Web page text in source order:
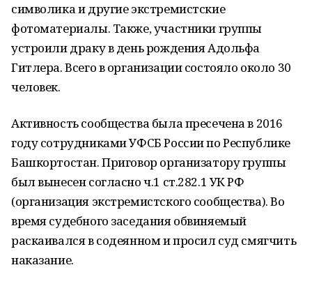
символика и другие экстремистские
фотоматериалы. Также, участники группы
устроили драку в день рождения Адольфа
Гитлера. Всего в организации состояло около 30
человек.
Активность сообщества была пресечена в 2016
году сотрудниками УФСБ России по Республике
Башкортостан. Приговор организатору группы
был вынесен согласно ч.1 ст.282.1 УК РФ
(организация экстремистского сообщества). Во
время судебного заседания обвиняемый
раскаивался в содеянном и просил суд смягчить
наказание.